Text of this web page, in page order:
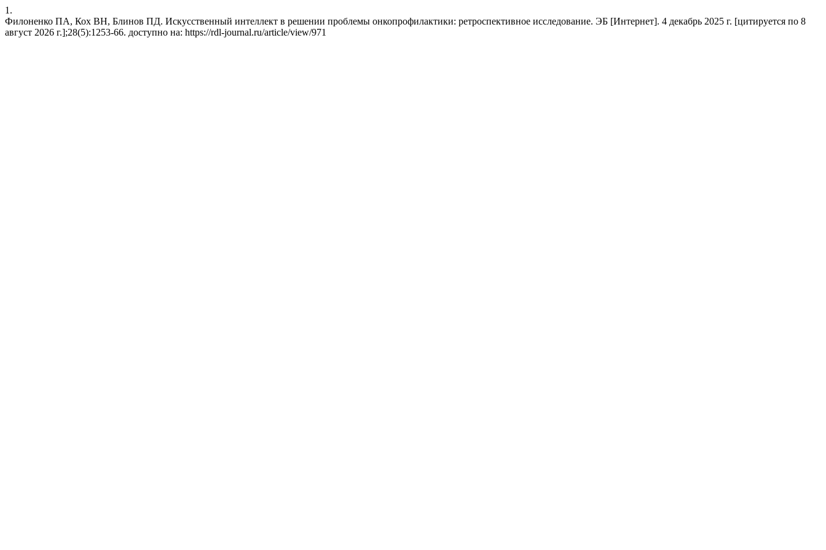
1.
Филоненко ПА, Кох ВН, Блинов ПД. Искусственный интеллект в решении проблемы онкопрофилактики: ретроспективное исследование. ЭБ [Интернет]. 4 декабрь 2025 г. [цитируется по 8
август 2026 г.];28(5):1253-66. доступно на: https://rdl-journal.ru/article/view/971